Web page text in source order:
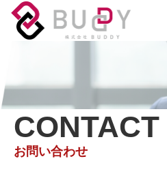
CONTACT
お問い合わせ